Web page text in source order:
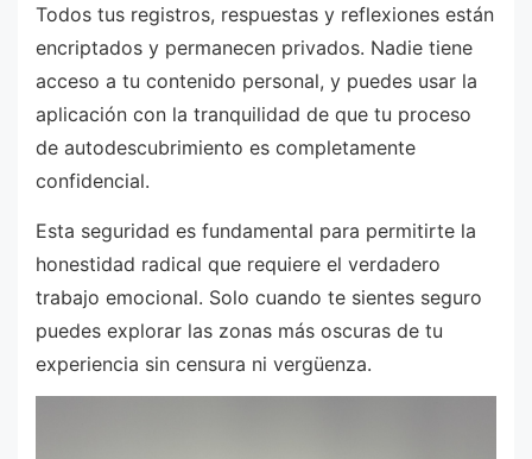
Todos tus registros, respuestas y reflexiones están
encriptados y permanecen privados. Nadie tiene
acceso a tu contenido personal, y puedes usar la
aplicación con la tranquilidad de que tu proceso
de autodescubrimiento es completamente
confidencial.
Esta seguridad es fundamental para permitirte la
honestidad radical que requiere el verdadero
trabajo emocional. Solo cuando te sientes seguro
puedes explorar las zonas más oscuras de tu
experiencia sin censura ni vergüenza.